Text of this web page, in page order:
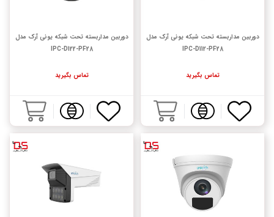
دوربین مداربسته تحت شبکه یونی آرک مدل
IPC-D112-PF28
تماس بگیرید
دوربین مداربسته تحت شبکه یونی آرک مدل
IPC-D122-PF28
تماس بگیرید